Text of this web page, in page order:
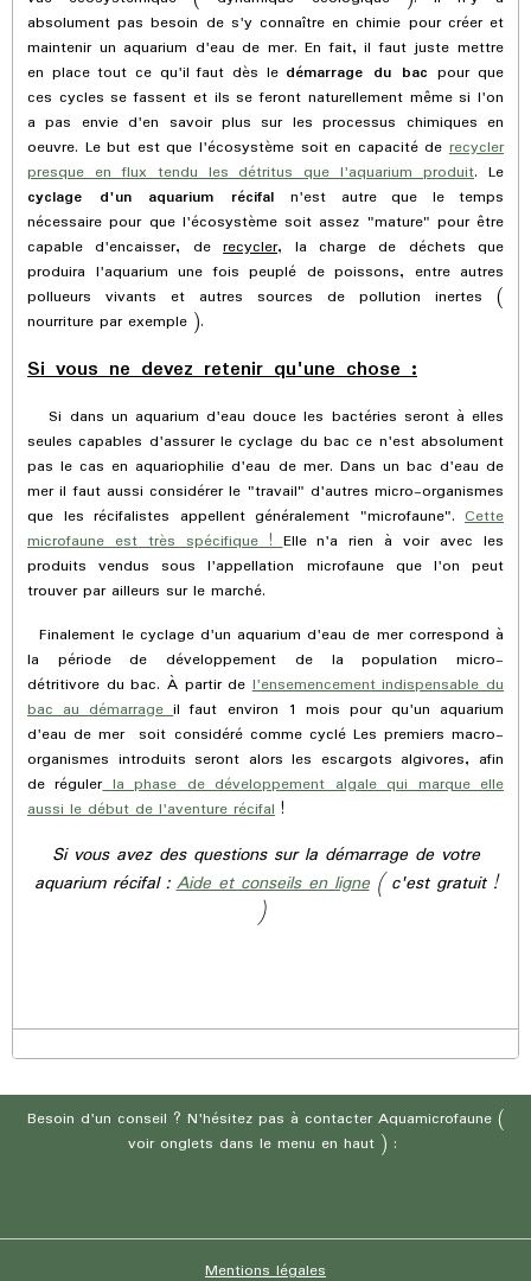
absolument pas besoin de s'y connaître en chimie pour créer et
maintenir un aquarium d'eau de mer. En fait, il faut juste mettre
en place tout ce qu'il faut dès le démarrage du bacpour que
ces cycles se fassent et ils se feront naturellement même si l'on
a pas envie d'en savoir plus sur les processus chimiques en
oeuvre. Le but est que l'écosystème soit en capacité de recycler
presque en flux tendu les détritus que l'aquarium produit. Le
cyclage d'un aquarium récifal n'est autre que le temps
nécessaire pour que l'écosystème soit assez "mature" pour être
capable d'encaisser, derecycler,la charge de déchets que
produira l'aquarium une fois peuplé de poissons, entre autres
pollueurs vivants et autres sources de pollution inertes (
nourriture par exemple ).
Si vous ne devez retenir qu'une chose :
Si dans un aquarium d'eau douce les bactéries seront à elles
seules capables d'assurer le cyclage du bac ce n'est absolument
pas le cas en aquariophilie d'eau de mer. Dans un bac d'eau de
mer il faut aussi considérer le "travail" d'autres micro-organismes
que les récifalistes appellent généralement "microfaune". Cette
microfaune est très spécifique !Elle n'a rien à voir avec les
produits vendus sous l'appellation microfaune que l'on peut
trouver par ailleurs sur le marché.
Finalement le cyclage d'un aquarium d'eau de mer correspond à
la période de développement de la population micro-
détritivore du bac. À partir del'ensemencement indispensable du
bac au démarrageil faut environ 1 mois pour qu'un aquarium
d'eau de mer soit considéré comme cyclé Les premiers macro-
organismes introduits seront alors les escargots algivores, afin
de régulerla phase de développement algale qui marque elle
aussi le début de l'aventure récifal !
Si vous avez des questions sur la démarrage de votre
aquarium récifal :Aide et conseils en ligne( c'est gratuit !
)
Besoin d'un conseil ? N'hésitez pas à contacter Aquamicrofaune (
voir onglets dans le menu en haut ) :
Mentions légales